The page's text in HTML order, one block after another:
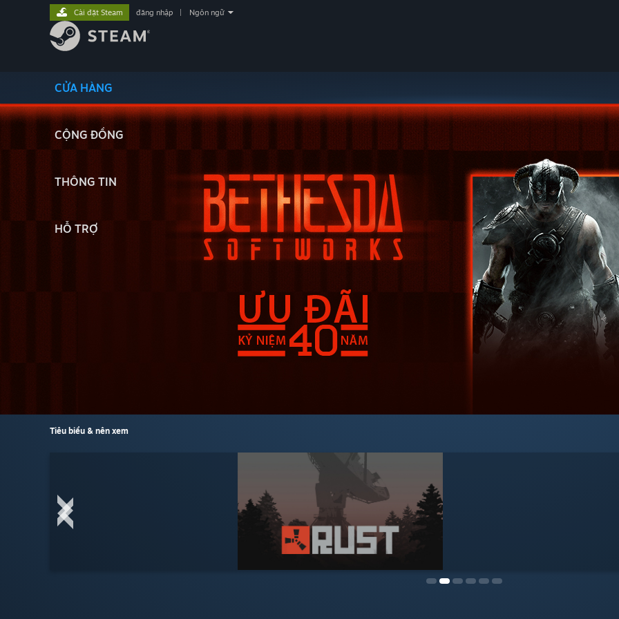
CỬA HÀNG
CỘNG ĐỒNG
THÔNG TIN
HỖ TRỢ
Cài đặt Steam đăng nhập Ngôn ngữ
Tiêu biểu & nên xem